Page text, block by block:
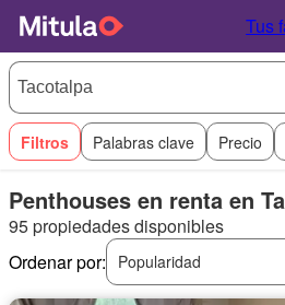
Tus
Filtros Palabras clave Precio
Penthouses en renta en
95 propiedades disponibles
Ordenar por:
Popularidad